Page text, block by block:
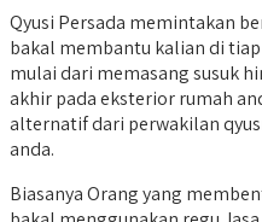
Qyusi Persada memintakan
bakal membantu kalian di
mulai dari memasang susuk
akhir pada eksterior rumah
alternatif dari perwakilan
anda.
Biasanya Orang yang